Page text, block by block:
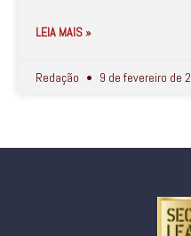
LEIA MAIS »
Redação 9 de fevereiro de